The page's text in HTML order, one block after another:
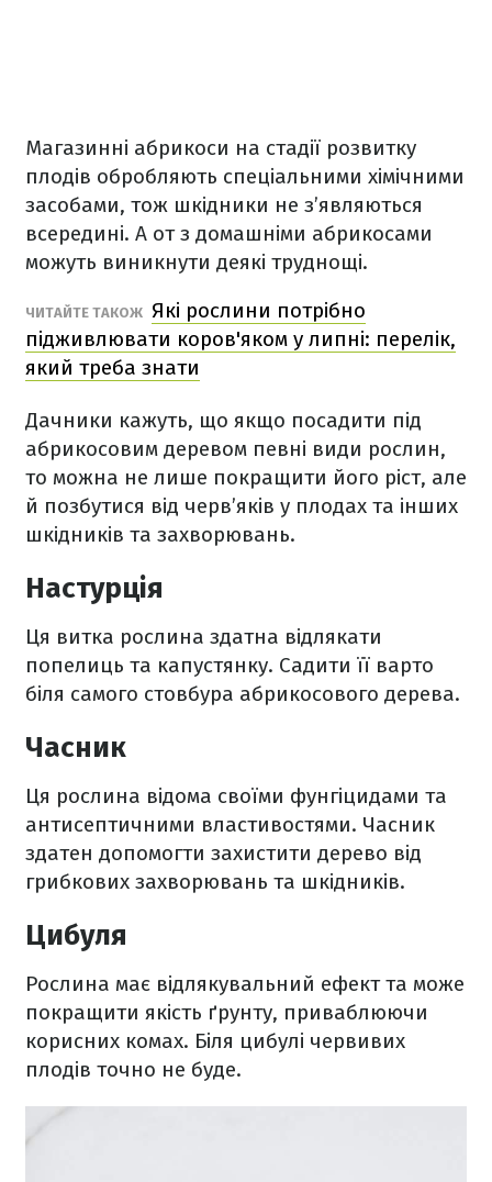
Магазинні абрикоси на стадії розвитку
плодів обробляють спеціальними хімічними
засобами, тож шкідники не з’являються
всередині. А от з домашніми абрикосами
можуть виникнути деякі труднощі.
ЧИТАЙТЕ ТАКОЖ Які рослини потрібно
підживлювати коров'яком у липні: перелік,
який треба знати
Дачники кажуть, що якщо посадити під
абрикосовим деревом певні види рослин,
то можна не лише покращити його ріст, але
й позбутися від черв’яків у плодах та інших
шкідників та захворювань.
Настурція
Ця витка рослина здатна відлякати
попелиць та капустянку. Садити її варто
біля самого стовбура абрикосового дерева.
Часник
Ця рослина відома своїми фунгіцидами та
антисептичними властивостями. Часник
здатен допомогти захистити дерево від
грибкових захворювань та шкідників.
Цибуля
Рослина має відлякувальний ефект та може
покращити якість ґрунту, приваблюючи
корисних комах. Біля цибулі червивих
плодів точно не буде.